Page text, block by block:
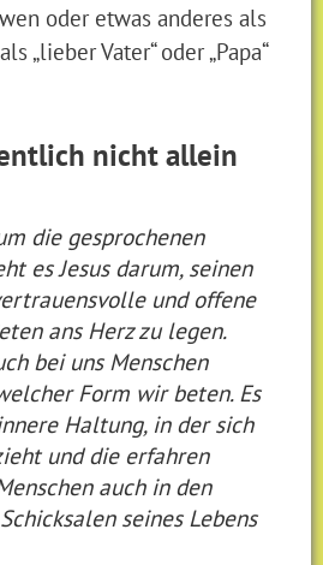
oder etwas anderes als
„lieber Vater“ oder „Papa“
nicht allein
die gesprochenen
es Jesus darum, seinen
und offene
ans Herz zu legen.
bei uns Menschen
Form wir beten. Es
Haltung, in der sich
und die erfahren
auch in den
seines Lebens